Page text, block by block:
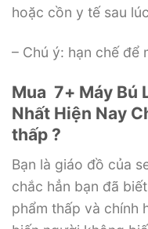
hoặc cồn y tế sau
– Chú ý: hạn chế để
Mua 7+ Máy Bú
Nhất Hiện Nay
thấp ?
Bạn là giáo đồ của
chắc hẳn bạn đã
phẩm thấp và chính